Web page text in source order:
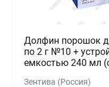
Долфин порошок
по 2 г №10 +
емкостью 240 мл
Зентива (Россия)